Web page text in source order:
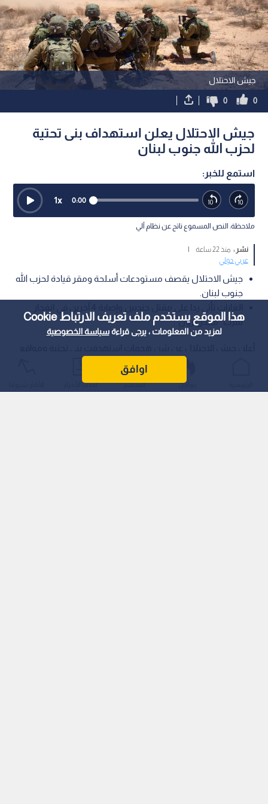
هذا الموقع يستخدم ملف تعريف الارتباط Cookie
لمزيد من المعلومات ، يرجى قراءةسياسة الخصوصية
اوافق
جيش الاحتلال
0
0
جيش الاحتلال يعلن استهداف بنى تحتية
لحزب الله جنوب لبنان
استمع للخبر:
0:00
1x
ملاحظة: النص المسموع ناتج عن نظام آلي
نشر : منذ 22 ساعة
|
عربي دولي
جيش الاحتلال يقصف مستودعات أسلحة ومقر قيادة لحزب الله
جنوب لبنان.
بقرب "مجدل زون".
عواجل المباشر أحدث الأخبار